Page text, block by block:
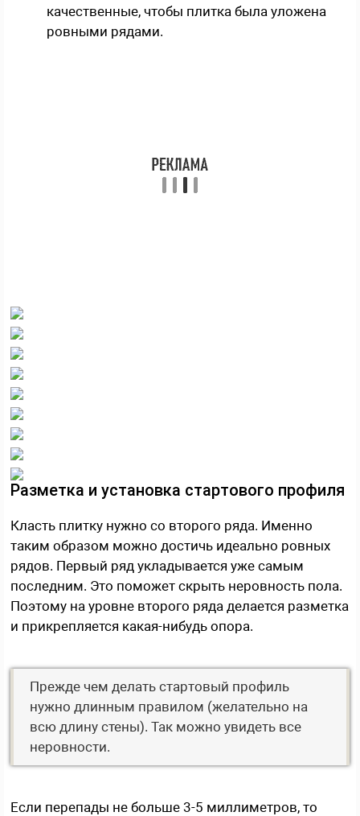
качественные, чтобы плитка была уложена
ровными рядами.
Разметка и установка стартового профиля
Класть плитку нужно со второго ряда. Именно
таким образом можно достичь идеально ровных
рядов. Первый ряд укладывается уже самым
последним. Это поможет скрыть неровность пола.
Поэтому на уровне второго ряда делается разметка
и прикрепляется какая-нибудь опора.
Прежде чем делать стартовый профиль
нужно длинным правилом (желательно на
всю длину стены). Так можно увидеть все
неровности.
Если перепады не больше 3-5 миллиметров, то